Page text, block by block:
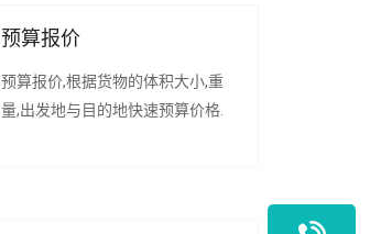
预算报价
预算报价,根据货物的体积大小,重
量,出发地与目的地快速预算价格.